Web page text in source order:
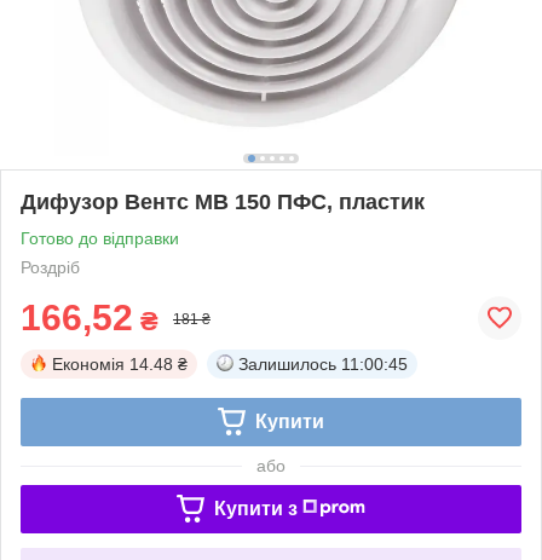
Дифузор Вентс МВ 150 ПФС, пластик
Готово до відправки
Роздріб
166,52 ₴ 181 ₴
Економія 14.48 ₴ Залишилось 11:00:44
Купити
або
Купити з